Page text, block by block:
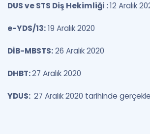
DUS ve STS Diş Hekimliği :12 Aralık
e-YDS/13:19 Aralık 2020
DİB-MBSTS:26 Aralık 2020
DHBT:27 Aralık 2020
YDUS: 27 Aralık 2020 tarihinde